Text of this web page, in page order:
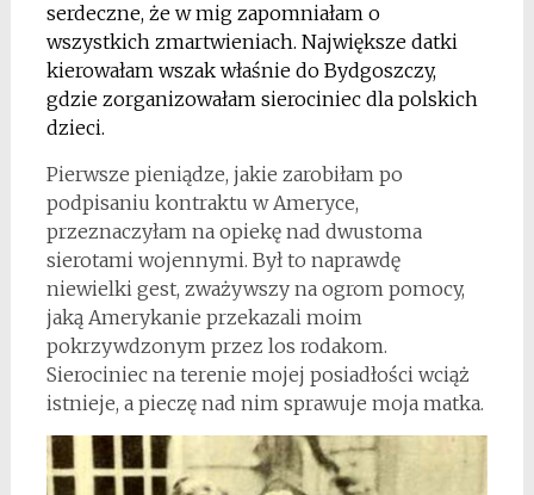
serdeczne, że w mig zapomniałam o
wszystkich zmartwieniach. Największe datki
kierowałam wszak właśnie do Bydgoszczy,
gdzie zorganizowałam sierociniec dla polskich
dzieci.
Pierwsze pieniądze, jakie zarobiłam po
podpisaniu kontraktu w Ameryce,
przeznaczyłam na opiekę nad dwustoma
sierotami wojennymi. Był to naprawdę
niewielki gest, zważywszy na ogrom pomocy,
jaką Amerykanie przekazali moim
pokrzywdzonym przez los rodakom.
Sierociniec na terenie mojej posiadłości wciąż
istnieje, a pieczę nad nim sprawuje moja matka.